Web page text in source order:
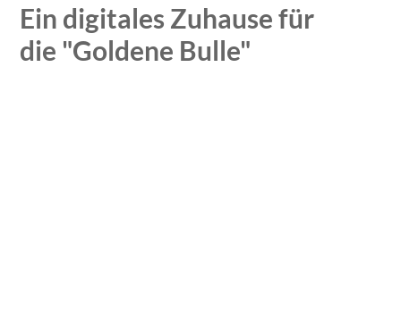
Ein digitales Zuhause für
die "Goldene Bulle"